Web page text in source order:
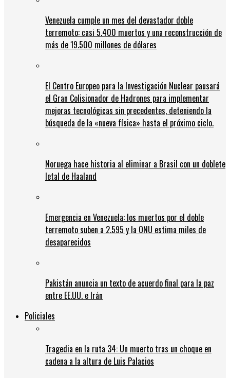
Venezuela cumple un mes del devastador doble
terremoto: casi 5.400 muertos y una reconstrucción de
más de 19.500 millones de dólares
El Centro Europeo para la Investigación Nuclear pausará
el Gran Colisionador de Hadrones para implementar
mejoras tecnológicas sin precedentes, deteniendo la
búsqueda de la «nueva física» hasta el próximo ciclo.
Noruega hace historia al eliminar a Brasil con un doblete
letal de Haaland
Emergencia en Venezuela: los muertos por el doble
terremoto suben a 2.595 y la ONU estima miles de
desaparecidos
Pakistán anuncia un texto de acuerdo final para la paz
entre EE.UU. e Irán
Policiales
Tragedia en la ruta 34: Un muerto tras un choque en
cadena a la altura de Luis Palacios